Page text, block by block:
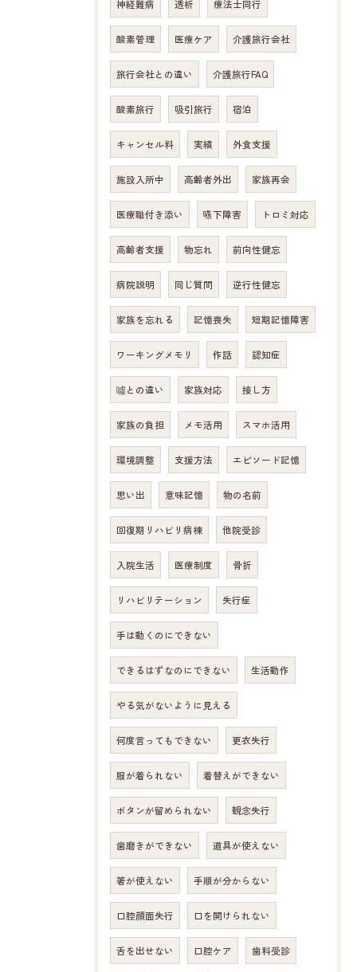
神経難病 透析 療法士同行
酸素管理 医療ケア 介護旅行会社
旅行会社との違い 介護旅行FAQ
酸素旅行 吸引旅行 宿泊
キャンセル料 実績 外食支援
施設入所中 高齢者外出 家族再会
医療職付き添い 嚥下障害 トロミ対応
高齢者支援 物忘れ 前向性健忘
病院説明 同じ質問 逆行性健忘
家族を忘れる 記憶喪失 短期記憶障害
ワーキングメモリ 作話 認知症
噓との違い 家族対応 接し方
家族の負担 メモ活用 スマホ活用
環境調整 支援方法 エピソード記憶
思い出 意味記憶 物の名前
回復期リハビリ病棟 他院受診
入院生活 医療制度 骨折
リハビリテーション 失行症
手は動くのにできない
できるはずなのにできない 生活動作
やる気がないように見える
何度言ってもできない 更衣失行
服が着られない 着替えができない
ボタンが留められない 観念失行
歯磨きができない 道具が使えない
箸が使えない 手順が分からない
口腔顔面失行 口を開けられない
舌を出せない 口腔ケア 歯科受診